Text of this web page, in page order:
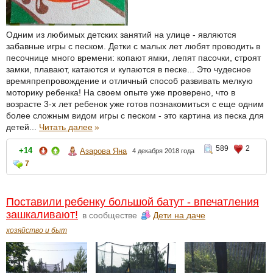
Одним из любимых детских занятий на улице - являются
забавные игры с песком. Детки с малых лет любят проводить в
песочнице много времени: копают ямки, лепят пасочки, строят
замки, плавают, катаются и купаются в песке... Это чудесное
времяпрепровождение и отличный способ развивать мелкую
моторику ребенка! На своем опыте уже проверено, что в
возрасте 3-х лет ребенок уже готов познакомиться с еще одним
более сложным видом игры с песком - это картина из песка для
детей... Читать далее»
+14 Азарова Яна 4 декабря 2018 года 589
2
7
Поставили ребенку большой батут - впечатления
зашкаливают! в сообществе Дети на даче
хозяйство и быт